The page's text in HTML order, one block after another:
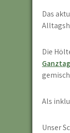
Das
Die
Als
Unser